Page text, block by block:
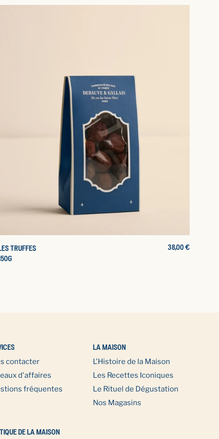
TRUFFES
PRIX
38,00 €
contacter
d'affaires
fréquentes
LA MAISON
L'Histoire de la Maison
Les Recettes Iconiques
Le Rituel de Dégustation
Nos Magasins
DE LA MAISON